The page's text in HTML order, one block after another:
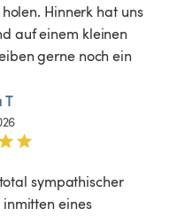
Hinnerk hat uns
auf einem kleinen
gerne noch ein
T
sympathischer
eines